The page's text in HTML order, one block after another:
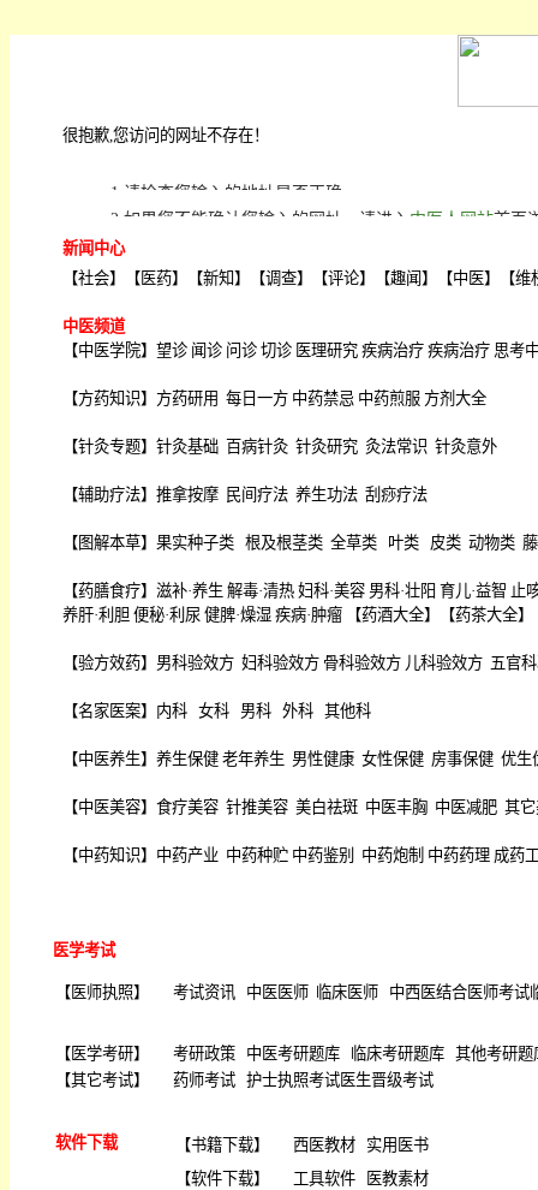
很抱歉,您访问的网址不存在！
1.请检查您输入的地址是否正确;
2.如果您不能确认您输入的网址，请进入 中医人网站首页
新闻中心
【社会】【 医药】【新知 】【调查】【评论】【趣闻 】【中医】【维
中医频道
【中医学院】 望诊 闻诊 问诊 切诊 医理研究 疾病治疗 疾病治疗 思考
【方药知识】 方药研用 每日一方 中药禁忌 中药煎服 方剂大全
【针灸专题】 针灸基础 百病针灸 针灸研究 灸法常识 针灸意外
【辅助疗法】 推拿按摩 民间疗法 养生功法 刮痧疗法
【 图解本草】 果实种子类 根及根茎类 全草类 叶类 皮类 动物类
【药膳食疗】 滋补·养生 解毒·清热 妇科·美容 男科·壮阳 育儿·益智 止
养肝·利胆 便秘·利尿 健脾·燥湿 疾病·肿瘤【药酒大全】【药茶大全】
【验方效药】 男科验效方 妇科验效方 骨科验效方 儿科验效方 五官
【名家医案】 内科 女科 男科 外科 其他科
【中医养生】 养生保健 老年养生 男性健康 女性保健 房事保健 优生
【中医美容】 食疗美容 针推美容 美白祛斑 中医丰胸 中医减肥 其
【中药知识】 中药产业 中药种贮 中药鉴别 中药炮制 中药药理 成药
医学考试
【 医师执照】 考试资讯 中医医师 临床医师 中西医结合医师考试
【 医学考研】 考研政策 中医考研题库 临床考研题库 其他考研题
【其它考试】 药师考试 护士执照考试 医生晋级考试
软件下载 【书籍下载】 西医教材
实用医书
【软件下载】 工具软件
医教素材